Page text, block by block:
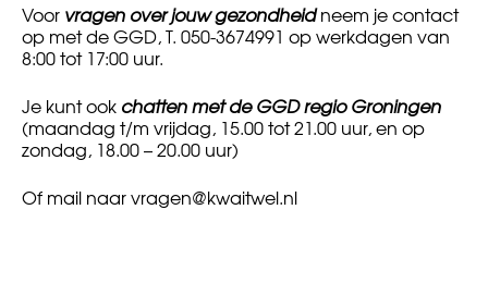
Voor vragen over jouw gezondheidneem je contact
op met de GGD, T. 050-3674991 op werkdagen van
8:00 tot 17:00 uur.
Je kunt ook chatten met de GGD regio Groningen
(maandag t/m vrijdag, 15.00 tot 21.00 uur, en op
zondag, 18.00 – 20.00 uur)
Of mail naarvragen@kwaitwel.nl